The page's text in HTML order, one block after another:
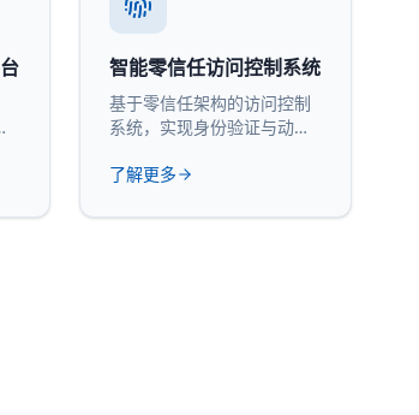
智能零信任访问控制系统
基于零信任架构的访问控制
系统，实现身份验证与动态
了解更多